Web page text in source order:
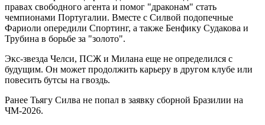
правах свободного агента и помог "драконам" стать
чемпионами Португалии. Вместе с Силвой подопечные
Фариоли опередили Спортинг, а также Бенфику Судакова и
Трубина в борьбе за "золото".
Экс-звезда Челси, ПСЖ и Милана еще не определился с
будущим. Он может продолжить карьеру в другом клубе или
повесить бутсы на гвоздь.
Ранее Тьягу Силва не попал в заявку сборной Бразилии на
ЧМ-2026.